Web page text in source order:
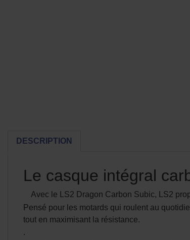
DESCRIPTION
Le casque intégral
Avec le LS2 Dragon Carbon Subic, LS2
Pensé pour les motards qui roulent au
tout en maximisant la résistance.
.